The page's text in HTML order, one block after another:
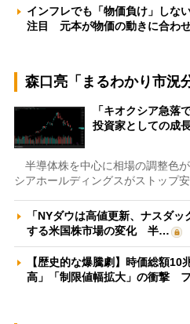
インフレでも「物価負け」しな
注目 元本が物価の動きに合わ
森口亮「まるわかり市況
「キオクシア急
投資家としての成
半導体株を中心に相場の調整色
シアホールディングスがストップ
「NYダウは高値更新、ナスダ
する米国株市場の変化 半…
【歴史的な爆騰劇】時価総額
高」「制限値幅拡大」の衝撃